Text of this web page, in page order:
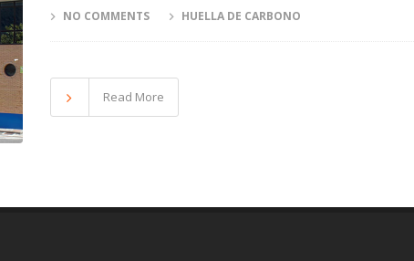
NO COMMENTS HUELLA DE CARBONO
Read More